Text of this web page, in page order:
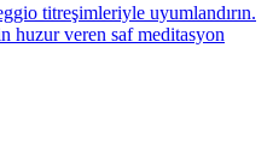
titreşimleriyle uyumlandırın.
huzur veren saf meditasyon